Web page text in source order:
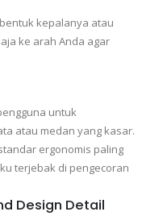
kepalanya atau
ke arah Anda agar
untuk
atau medan yang kasar.
ergonomis paling
terjebak di pengecoran
Design Detail